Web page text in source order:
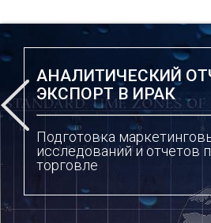
АНАЛИТИЧЕСКИЙ
ЭКСПОРТ В ИРАК
Подготовка
исследований и отчетов
торговле